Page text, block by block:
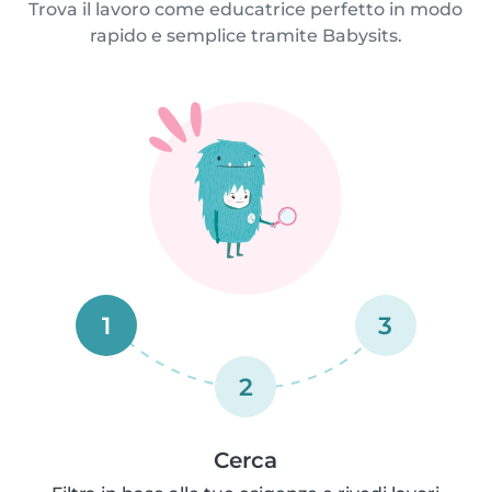
Trova il lavoro come educatrice perfetto in modo
rapido e semplice tramite Babysits.
1
2
3
Cerca